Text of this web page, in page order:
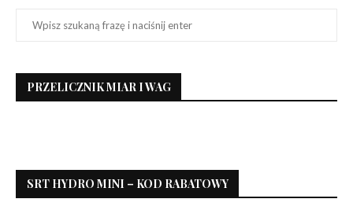
PRZELICZNIK MIAR I WAG
SRT HYDRO MINI – KOD RABATOWY